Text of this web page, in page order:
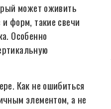
может оживить
форм, такие свечи
Особенно
Как не ошибиться
элементом, а не